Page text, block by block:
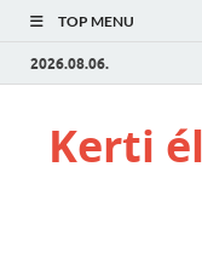
TOP MENU
2026.08.06.
Kerti